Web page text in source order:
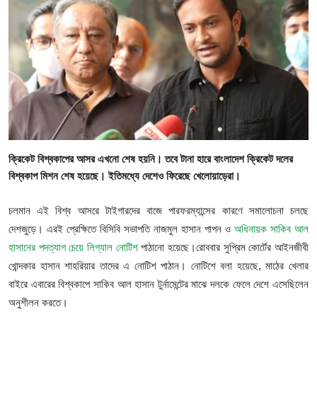
গোপনীয়তা নীতি
জাতীয়
রাজনীতি
অর্থনীতি
স্বাস্থ্য
বিনোদন
খেলা
অন্যান্য
ক্রিকেট বিশ্বকাপের আসর এখনো শেষ হয়নি। তবে টানা হারে বাংলাদেশ ক্রিকেট দলের
বিশ্বকাপ মিশন শেষ হয়েছে। ইতিমধ্যে দেশেও ফিরেছে খেলোয়াড়েরা।
চলমান এই বিশ্ব আসরে টাইগারদের বাজে পারফরম্যান্সের কারণে সমালোচনা চলছে
দেশজুড়ে। এরই প্রেক্ষিতে বিসিবি সভাপতি নাজমুল হাসান পাপন ও অধিনায়ক সাকিব আল
হাসানের পদত্যাগ চেয়ে লিগ্যাল নোটিশপাঠানো হয়েছে।রোববার সুপ্রিম কোর্টের আইনজীবী
খোন্দকার হাসান শাহরিয়ার তাদের এ নোটিশ পাঠান। নোটিশে বলা হয়েছে, মাঠের খেলার
বাইরে এবারের বিশ্বকাপে সাকিব আল হাসান টুর্নামেন্টের মাঝে দলকে ফেলে দেশে এসেছিলেন
অনুশীলন করতে।